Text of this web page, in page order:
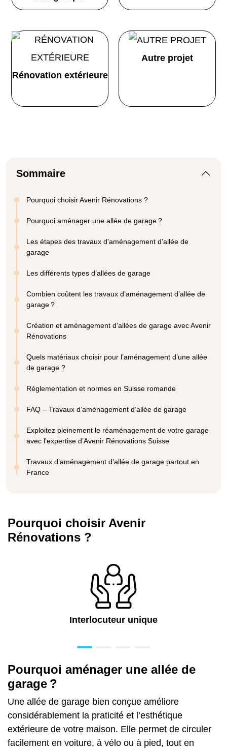
Rénovation extérieure
Autre projet
Sommaire
Pourquoi choisir Avenir Rénovations ?
Pourquoi aménager une allée de garage ?
Les étapes des travaux d’aménagement d’allée de
garage
Les différents types d’allées de garage
Combien coûtent les travaux d’aménagement d’allée de
garage ?
Création et aménagement d’allées de garage avec Avenir
Rénovations
Quels matériaux choisir pour l’aménagement d’une allée
de garage ?
Réglementation et normes en Suisse romande
FAQ – Travaux d’aménagement d’allée de garage
Exploitez pleinement le réaménagement de votre garage
avec l’expertise d’Avenir Rénovations Suisse
Travaux d’aménagement d’allée de garage partout en
France
Pourquoi choisir Avenir
Rénovations ?
Interlocuteur unique
Pourquoi aménager une allée de
garage ?
Une allée de garage bien conçue améliore
considérablement la praticité et l’esthétique
extérieure de votre maison. Elle permet de circuler
facilement en voiture, à vélo ou à pied, tout en